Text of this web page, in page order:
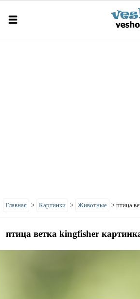
Главная > Картинки > Животные > птица
птица ветка kingfisher